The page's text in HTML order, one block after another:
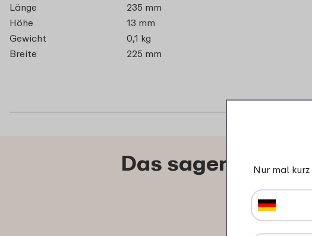
Länge
235 mm
Höhe
13 mm
Gewicht
0,1 kg
Breite
225 mm
Das sagen
Nur mal